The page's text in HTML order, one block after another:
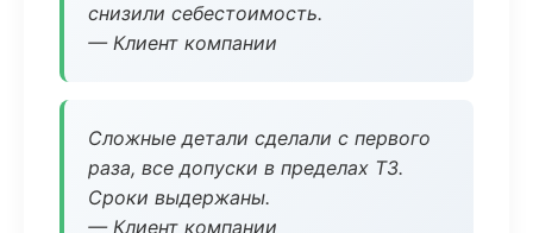
снизили себестоимость.
— Клиент компании
Сложные детали сделали с первого
раза, все допуски в пределах ТЗ.
Сроки выдержаны.
— Клиент компании